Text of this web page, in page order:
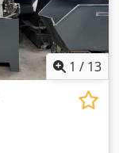
1 / 13